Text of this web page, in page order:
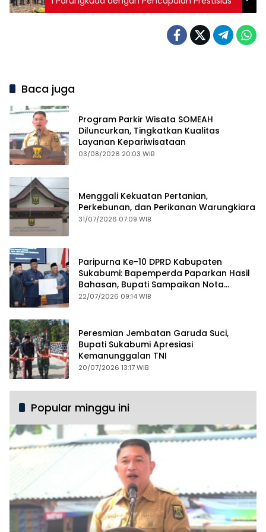
Baca juga
Program Parkir Wisata SOMEAH
Diluncurkan, Tingkatkan Kualitas
Layanan Kepariwisataan
03/08/2026 20:03 WIB
Menggali Kekuatan Pertanian,
Perkebunan, dan Perikanan Warungkiara
31/07/2026 07:09 WIB
Paripurna Ke-10 DPRD Kabupaten
Sukabumi: Bapemperda Paparkan Hasil
Bahasan, Bupati Sampaikan Nota
Pengantar PDAM
22/07/2026 09:14 WIB
Peresmian Jembatan Garuda Suci,
Bupati Sukabumi Apresiasi
Kemanunggalan TNI
20/07/2026 13:17 WIB
Popular minggu ini